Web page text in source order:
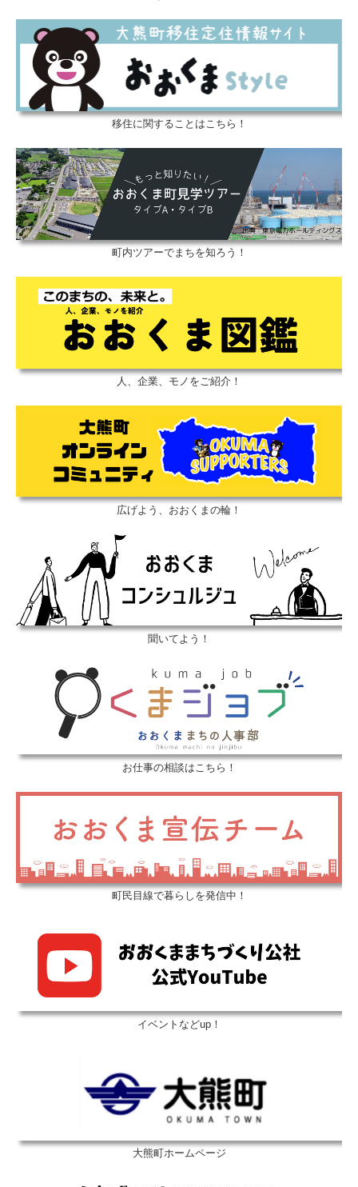
移住に関することはこちら！
町内ツアーでまちを知ろう！
人、企業、モノをご紹介！
広げよう、おおくまの輪！
聞いてよう！
お仕事の相談はこちら！
町民目線で暮らしを発信中！
イベントなどup！
大熊町ホームページ